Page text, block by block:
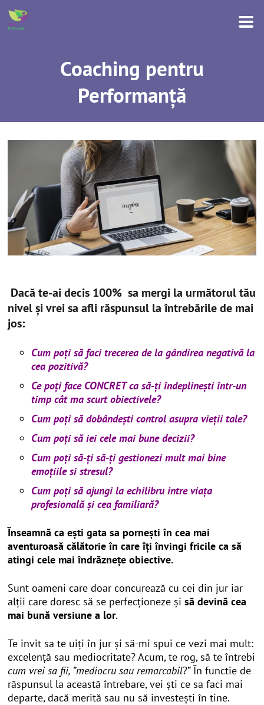
Coaching pentru
Performanță
Dacă te-ai decis 100% sa mergi la următorul tău
nivel și vrei sa afli răspunsul la întrebările de mai
jos:
Cum poți să faci trecerea de la gândirea negativă la
cea pozitivă?
Ce poți face CONCRET ca să-ți îndeplinești într-un
timp cât ma scurt obiectivele?
Cum poți sădobândești control asupra vieții tale?
Cum poți săiei cele mai bune decizii?
Cum poți să-ți să-ți gestionezi mult mai bine
emoțiile si stresul?
Cum poți să ajungi la echilibru intre viața
profesională și cea familiară?
Înseamnă ca ești gata sa pornești în cea mai
aventuroasă călătorie în care îți învingi fricile ca să
atingi cele mai îndrăznețe obiective.
Sunt oameni care doar concurează cu cei din jur iar
alții care doresc să se perfecționeze și să devină cea
mai bună versiune a lor.
Te invit sa te uiți în jur și să-mi spui ce vezi mai mult:
excelență sau mediocritate? Acum, te rog, să te întrebi
cum vrei sa fii, ”mediocru sau remarcabil?” În functie de
răspunsul la această întrebare, vei ști ce sa faci mai
departe, dacă merită sau nu să investești în tine.